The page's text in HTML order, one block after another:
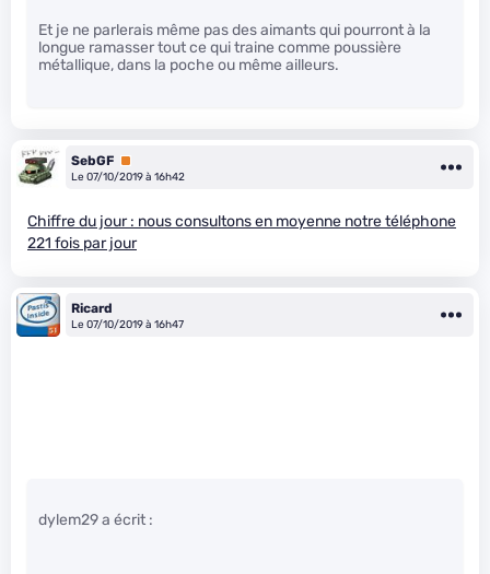
Et je ne parlerais même pas des aimants qui pourront à la
longue ramasser tout ce qui traine comme poussière
métallique, dans la poche ou même ailleurs.
SebGF Premium
Le 07/10/2019 à 16h42
Chiffre du jour : nous consultons en moyenne notre téléphone
221 fois par jour
Ricard
Le 07/10/2019 à 16h47
dylem29 a écrit :